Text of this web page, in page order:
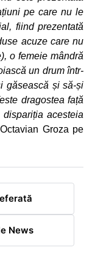
pe care nu le
fiind prezentată
acuze care nu
o femeie mândră
un drum într-
găsească și să-și
dragostea față
acesteia
Groza pe
News